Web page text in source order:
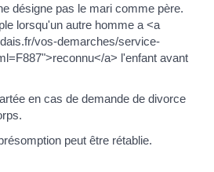
désigne pas le mari comme père.
lorsqu'un autre homme a <a
vos-demarches/service-
a> l'enfant avant
en cas de demande de divorce
peut être rétablie.